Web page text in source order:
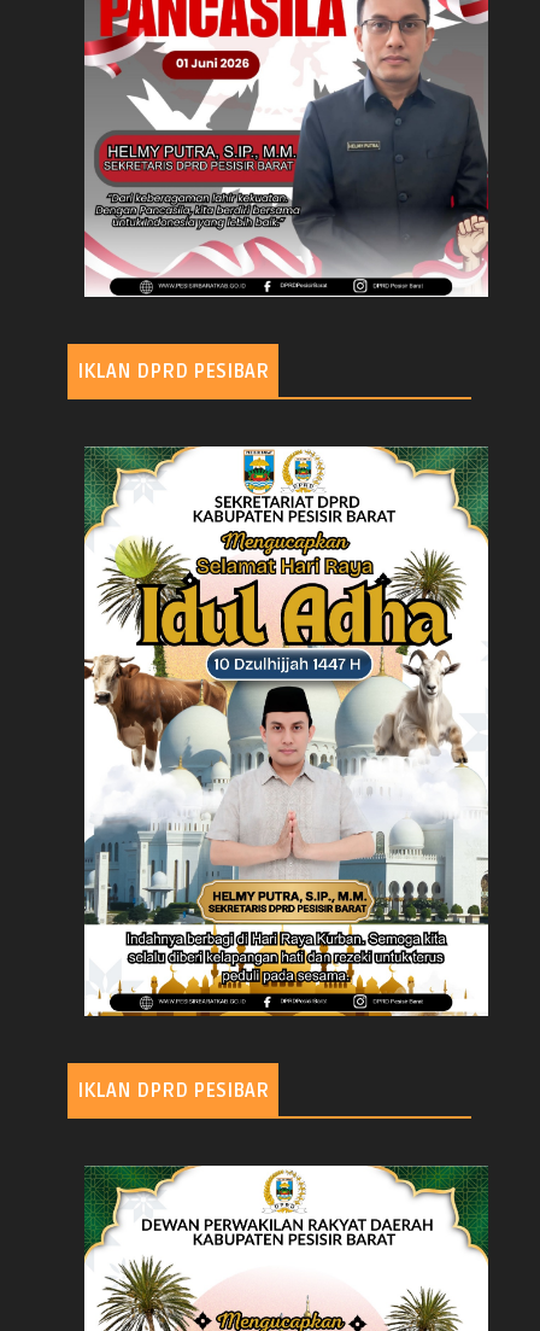
IKLAN DPRD PESIBAR
IKLAN DPRD PESIBAR